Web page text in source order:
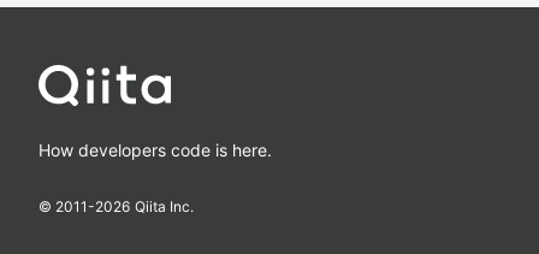
How developers code is here.
© 2011-2026 Qiita Inc.